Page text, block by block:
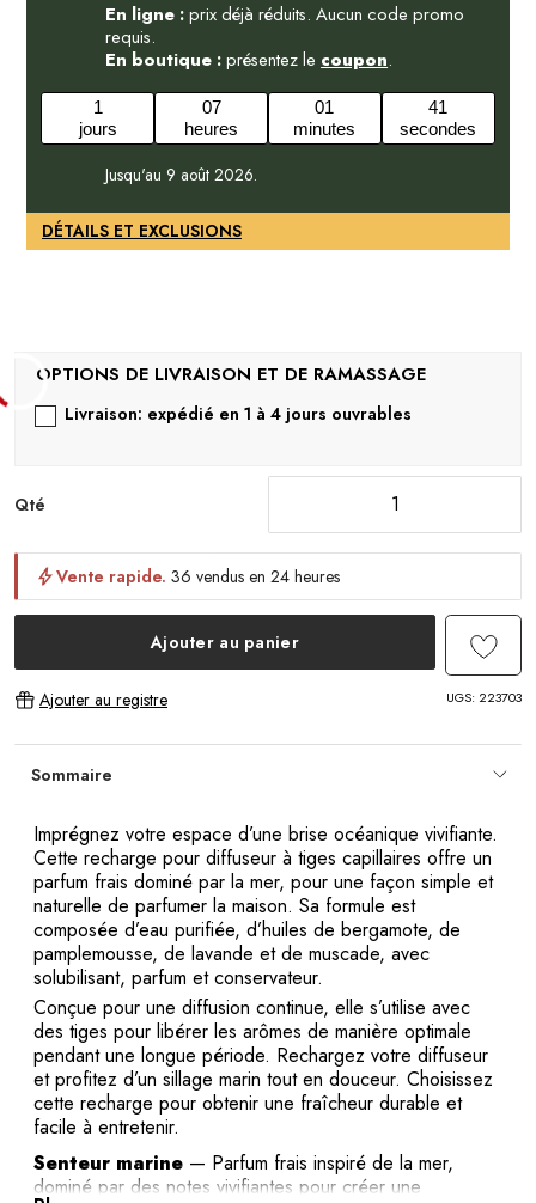
En ligne :prix déjà réduits. Aucun code promo
requis.
En boutique :présentez le coupon.
1
jours
07
heures
01
minutes
40
secondes
Jusqu'au 9 août 2026.
DÉTAILS ET EXCLUSIONS
Livraison: expédié en 1 à 4 jours ouvrables
Qté
Vente rapide. 36 vendus en 24 heures
Ajouter au panier
Ajouter au registre UGS: 223703
Sommaire
Imprégnez votre espace d’une brise océanique vivifiante.
Cette recharge pour diffuseur à tiges capillaires offre un
parfum frais dominé par la mer, pour une façon simple et
naturelle de parfumer la maison. Sa formule est
composée d’eau purifiée, d’huiles de bergamote, de
pamplemousse, de lavande et de muscade, avec
solubilisant, parfum et conservateur.
Conçue pour une diffusion continue, elle s’utilise avec
des tiges pour libérer les arômes de manière optimale
pendant une longue période. Rechargez votre diffuseur
et profitez d’un sillage marin tout en douceur. Choisissez
cette recharge pour obtenir une fraîcheur durable et
facile à entretenir.
Senteur marine — Parfum frais inspiré de la mer,
dominé par des notes vivifiantes pour créer une